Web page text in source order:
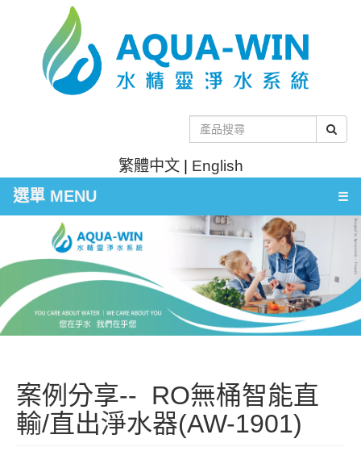
繁體中文| English
選單 MENU ☰
案例分享-- RO無桶智能直
輸/直出淨水器(AW-1901)